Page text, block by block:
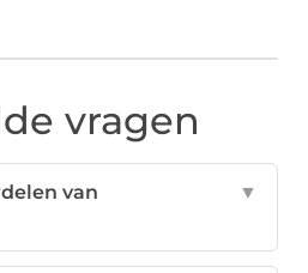
vragen
van
▼